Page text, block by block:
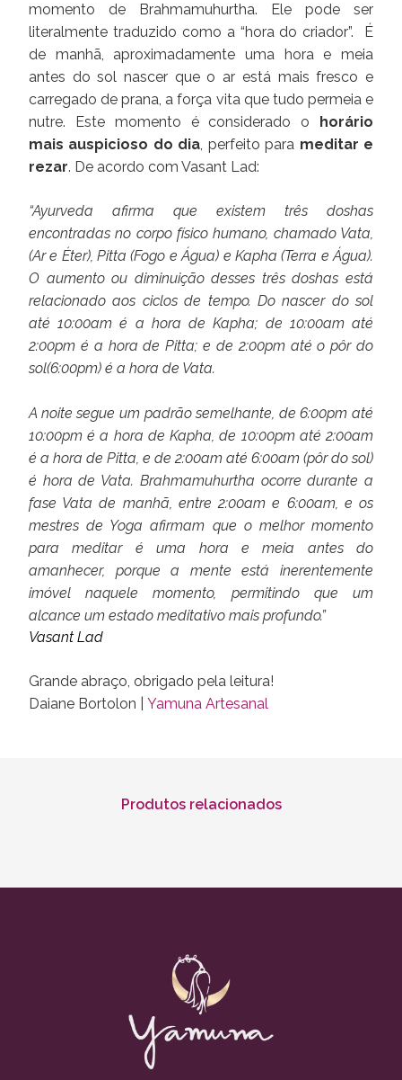
momento de Brahmamuhurtha. Ele pode ser
literalmente traduzido como a “hora do criador”. É
de manhã, aproximadamente uma hora e meia
antes do sol nascer que o ar está mais fresco e
carregado de prana, a força vita que tudo permeia e
nutre. Este momento é considerado o horário
mais auspicioso do dia, perfeito para meditar e
rezar. De acordo com Vasant Lad:
“Ayurveda afirma que existem três doshas
encontradas no corpo físico humano, chamado Vata,
(Ar e Éter), Pitta (Fogo e Água) e Kapha (Terra e Água).
O aumento ou diminuição desses três doshas está
relacionado aos ciclos de tempo. Do nascer do sol
até 10:00am é a hora de Kapha; de 10:00am até
2:00pm é a hora de Pitta; e de 2:00pm até o pôr do
sol(6:00pm) é a hora de Vata.
A noite segue um padrão semelhante, de 6:00pm até
10:00pm é a hora de Kapha, de 10:00pm até 2:00am
é a hora de Pitta, e de 2:00am até 6:00am (pôr do sol)
é hora de Vata. Brahmamuhurtha ocorre durante a
fase Vata de manhã, entre 2:00am e 6:00am, e os
mestres de Yoga afirmam que o melhor momento
para meditar é uma hora e meia antes do
amanhecer, porque a mente está inerentemente
imóvel naquele momento, permitindo que um
alcance um estado meditativo mais profundo.”
Vasant Lad
Grande abraço, obrigado pela leitura!
Daiane Bortolon | Yamuna Artesanal
Produtos relacionados